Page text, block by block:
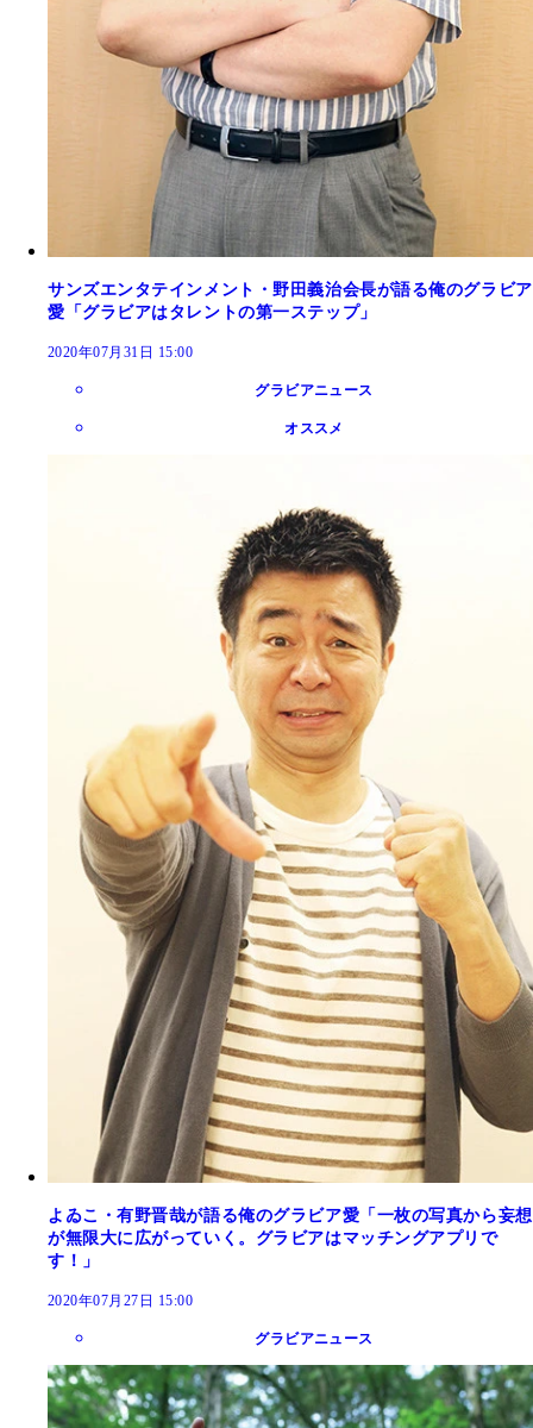
サンズエンタテインメント・野田義治会長が語る俺のグラビア
愛「グラビアはタレントの第一ステップ」
2020年07月31日 15:00
グラビアニュース
オススメ
よゐこ・有野晋哉が語る俺のグラビア愛「一枚の写真から妄想
が無限大に広がっていく。グラビアはマッチングアプリで
す！」
2020年07月27日 15:00
グラビアニュース